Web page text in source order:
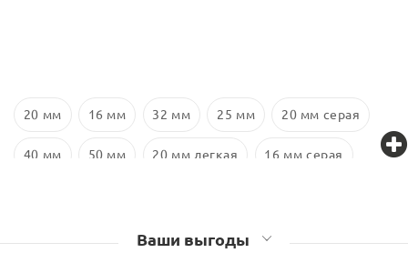
20 мм 16 мм 32 мм 25 мм 20 мм серая
40 мм 50 мм 20 мм легкая 16 мм серая
Ваши выгоды